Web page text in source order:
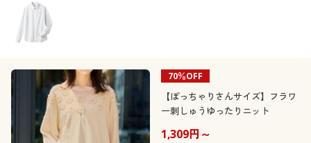
70％OFF
【ぽっちゃりさんサイズ】フラワ
ー刺しゅうゆったりニット
1,309円～